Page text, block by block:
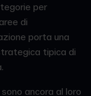
per
di
porta una
tipica di
ancora al loro